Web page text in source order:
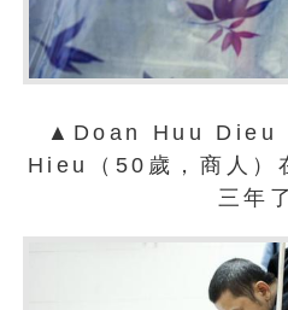
▲Doan Huu Dieu
Hieu（50歲，商人）
三年